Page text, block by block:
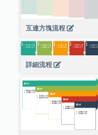
互連方塊流程
詳細流程